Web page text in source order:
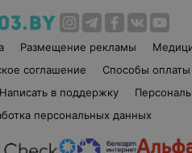
Размещение рекламы
соглашение Способы оплаты
Написать в поддержку
персональных данных